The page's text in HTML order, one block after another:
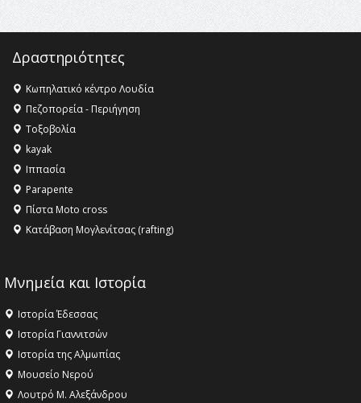
ανθρωπότητα
16:18 -ΕΝΟΡΙΑΚΕΣ ΚΑΛΟΚΑΙΡΙΝΕΣ ΔΡΑΣΕΙΣ ΓΙΑ ΠΑΙΔΙΑ
Δραστηριότητες
Κωπηλατικό κέντρο Λουδία
Πεζοπορεία - Περιήγηση
Τοξοβολία
kayak
Ιππασία
Parapente
Πίστα Moto cross
Κατάβαση Μογλενίτσας (rafting)
Μνημεία και Ιστορία
Ιστορία Έδεσσας
Ιστορία Γιαννιτσών
Ιστορία της Αλμωπίας
Μουσείο Νερού
Λουτρό Μ. Αλεξάνδρου